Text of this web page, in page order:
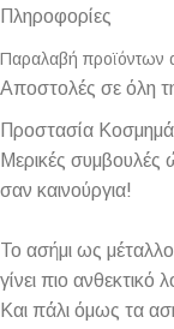
Πληροφορίες
Παραλαβή προϊόντων
Αποστολές σε όλη
Προστασία
Μερικές συμβουλές
σαν καινούργια!
Το ασήμι ως μέταλλο
γίνει πιο ανθεκτικό
Και πάλι όμως τα